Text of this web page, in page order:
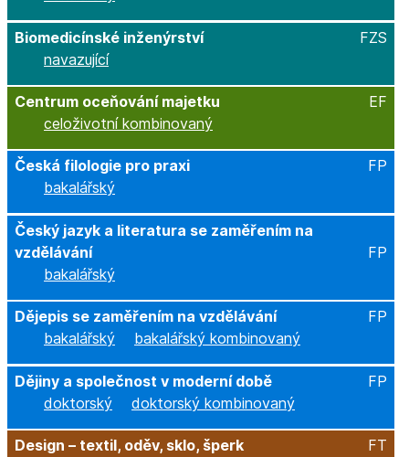
Biomedicínské inženýrství
FZS
navazující
Centrum oceňování majetku
EF
celoživotní kombinovaný
Česká filologie pro praxi
FP
bakalářský
Český jazyk a literatura se zaměřením na
vzdělávání
FP
bakalářský
Dějepis se zaměřením na vzdělávání
FP
bakalářský
bakalářský kombinovaný
Dějiny a společnost v moderní době
FP
doktorský
doktorský kombinovaný
Design – textil, oděv, sklo, šperk
FT